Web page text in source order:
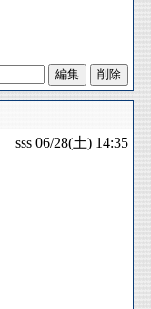
sss 06/28(土) 14:35